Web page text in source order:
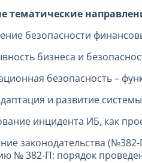
тематические
безопасности
бизнеса и
безопасность –
и развитие
инцидента ИБ, как
законодательства
№ 382-П: порядок